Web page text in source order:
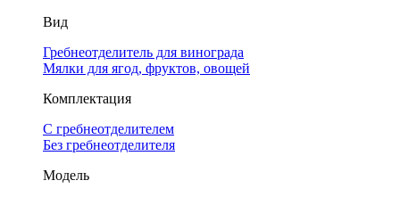
Вид
Гребнеотделитель для винограда
Мялки для ягод, фруктов, овощей
Комплектация
С гребнеотделителем
Без гребнеотделителя
Модель